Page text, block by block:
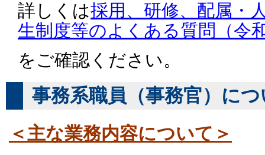
詳しくは採用、研修、配属・
生制度等のよくある質問（令
をご確認ください。
事務系職員（事務官）に
＜主な業務内容について＞